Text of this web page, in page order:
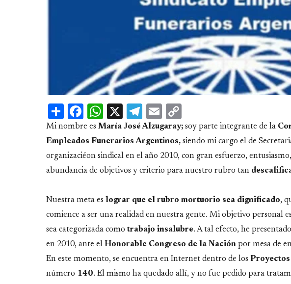
ShareFacebook
WhatsApp
X Telegram
Email
Link
Mi nombre es María José Alzugaray; soy parte integrante de la
Empleados Funerarios Argentinos, siendo mi cargo el de
organizaciéon sindical en el año 2010, con gran esfuerzo,
abundancia de objetivos y criterio para nuestro rubro tan
Nuestra meta es lograr que el rubro mortuorio sea dignificado,
comience a ser una realidad en nuestra gente. Mi objetivo personal es
sea categorizada como trabajo insalubre. A tal efecto, he
en 2010, ante el Honorable Congreso de la Nación por mesa de
En este momento, se encuentra en Internet dentro de los Proyectos
número 140. El mismo ha quedado allí, y no fue pedido para